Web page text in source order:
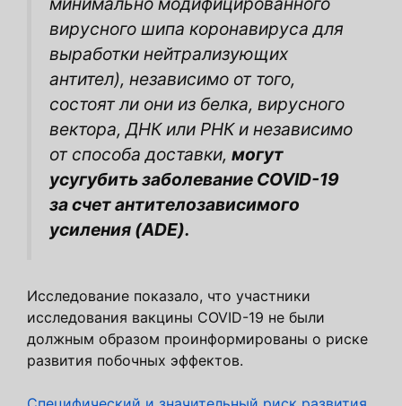
вирусного шипа коронавируса для
выработки нейтрализующих
антител), независимо от того,
состоят ли они из белка, вирусного
вектора, ДНК или РНК и независимо
от способа доставки, могут
усугубить заболевание COVID-19
за счет антителозависимого
усиления (ADE).
Исследование показало, что участники
исследования вакцины COVID-19 не были
должным образом проинформированы о риске
развития побочных эффектов.